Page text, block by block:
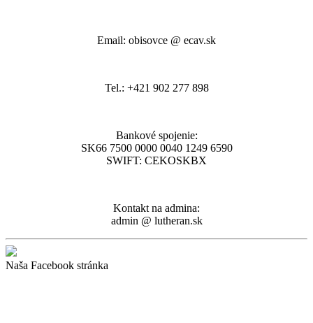
Email: obisovce @ ecav.sk
Tel.: +421 902 277 898
Bankové spojenie:
SK66 7500 0000 0040 1249 6590
SWIFT: CEKOSKBX
Kontakt na admina:
admin @ lutheran.sk
Naša Facebook stránka